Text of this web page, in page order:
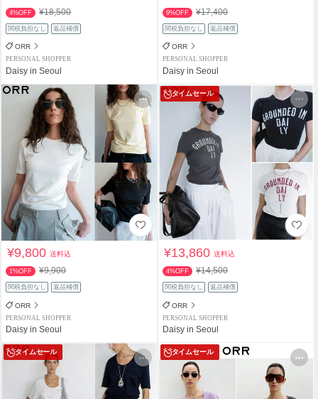
4%OFF ¥18,500
関税負担なし 返品補償
ORR
PERSONAL SHOPPER
Daisy in Seoul
9%OFF ¥17,400
関税負担なし 返品補償
ORR
PERSONAL SHOPPER
Daisy in Seoul
¥9,800送料込
1%OFF ¥9,900
関税負担なし 返品補償
ORR
PERSONAL SHOPPER
Daisy in Seoul
タイムセール
¥13,860送料込
4%OFF ¥14,500
関税負担なし 返品補償
ORR
PERSONAL SHOPPER
Daisy in Seoul
タイムセール タイムセール